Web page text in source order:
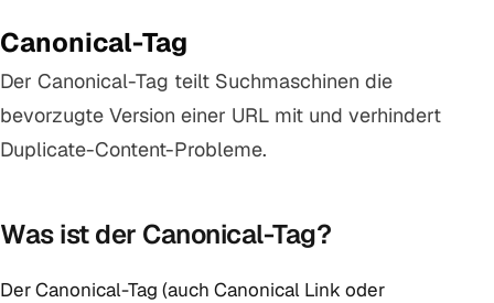
Canonical-Tag
Der Canonical-Tag teilt Suchmaschinen die
bevorzugte Version einer URL mit und verhindert
Duplicate-Content-Probleme.
Was ist der Canonical-Tag?
Der Canonical-Tag (auch Canonical Link oder